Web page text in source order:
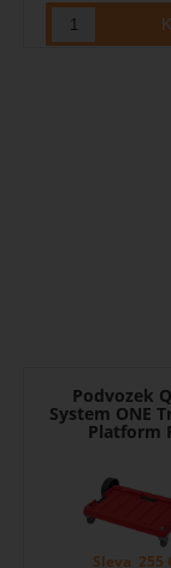
Podvozek
System ONE
Platform
Sleva 255